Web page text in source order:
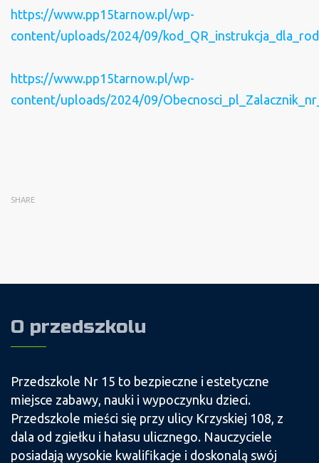
https://www.pp15tarnow.pl/wp-
content/uploads/2024/09/
https://www.pp15tarnow.pl/wp-
content/uploads/2024/09/
SHARE
O przedszkolu
Przedszkole Nr 15 to bezpieczne i estetyczne
miejsce zabawy, nauki i wypoczynku dzieci.
Przedszkole mieści się przy ulicy Krzyskiej 108, z
dala od zgiełku i hałasu ulicznego. Nauczyciele
posiadają wysokie kwalifikacje i doskonalą swój